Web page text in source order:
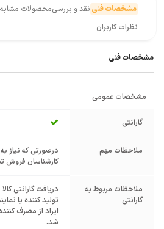
مشخصات فنی نقد و بررسیمحصولات مشابه
نظرات کاربران
مشخصات فنی
مشخصات عمومی
گارانتی
ملاحظات مهم
درصورتی که نیاز
کارشناسان فروش
ملاحظات مربوط به
گارانتی
دریافت گارانتی
تولید کننده یا
ایراد از مصرف
شد.